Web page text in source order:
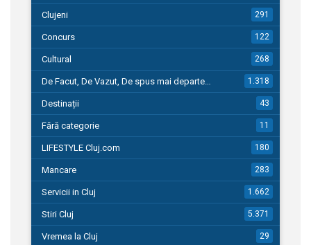
Clujeni 291
Concurs 122
Cultural 268
De Facut, De Vazut, De spus mai departe… 1.318
Destinații 43
Fără categorie 11
LIFESTYLE Cluj.com 180
Mancare 283
Servicii in Cluj 1.662
Stiri Cluj 5.371
Vremea la Cluj 29